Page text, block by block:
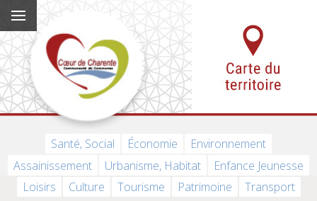
Santé, Social Économie
Environnement
Assainissement
Urbanisme, Habitat
Enfance Jeunesse
Loisirs
Culture Tourisme Patrimoine Transport